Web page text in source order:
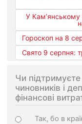
У Кам’янському
Гороскоп на 8
Свято 9 серпня:
Чи
чиновників і
фінансові
Choices
Так, бо в